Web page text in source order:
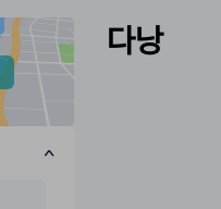
다낭